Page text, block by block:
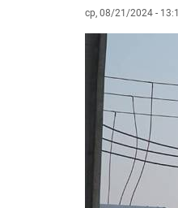
ср, 08/21/2024 -